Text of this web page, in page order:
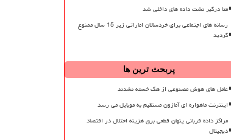
متا درگیر نشت داده های داخلی شد
رسانه های اجتماعی برای خردسالان اماراتی زیر 15 سال ممنوع
گردید
پربحث ترین ها
عامل های هوش مصنوعی از هک خسته نشدند
اینترنت ماهواره ای آمازون مستقیم به موبایل می رسد
مراکز داده قربانی پنهان قطعی برق هزینه اختلال در اقتصاد
دیجیتال